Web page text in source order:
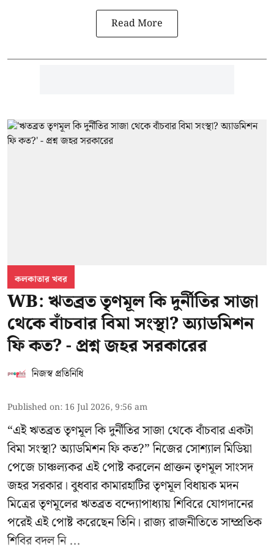
Read More
কলকাতার খবর
WB: ঋতব্রত তৃণমূল কি দুর্নীতির সাজা
থেকে বাঁচবার বিমা সংস্থা? অ্যাডমিশন
ফি কত? - প্রশ্ন জহর সরকারের
নিজস্ব প্রতিনিধি
Published on: 16 Jul 2026, 9:56 am
“এই ঋতব্রত তৃণমূল কি দুর্নীতির সাজা থেকে বাঁচবার একটা
বিমা সংস্থা? অ্যাডমিশন ফি কত?” নিজের সোশ্যাল মিডিয়া
পেজে চাঞ্চল্যকর এই পোষ্ট করলেন প্রাক্তন তৃণমূল সাংসদ
জহর সরকার। বুধবার কামারহাটির তৃণমূল বিধায়ক মদন
মিত্রেরতৃণমূলের ঋতব্রত বন্দ্যোপাধ্যায় শিবিরেযোগদানের
পরেই এই পোষ্ট করেছেন তিনি। রাজ্য রাজনীতিতে সাম্প্রতিক
শিবির বদল নি ...